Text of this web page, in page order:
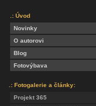
.: Úvod
Novinky
O autorovi
Blog
Fotovýbava
.: Fotogalerie a články:
Projekt 365